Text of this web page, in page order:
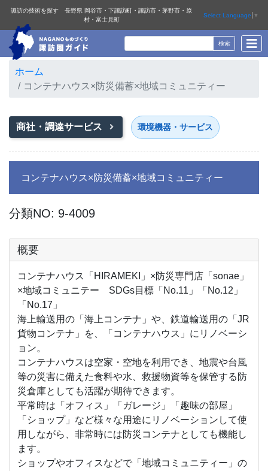
諏訪の技術を探す 長野県 岡谷市・下諏訪町・諏訪市・茅野市・原
村・富士見町
Select Language ▼
ホーム
コンテナハウス×防災備蓄×地域コミュニティー
商社・調達サービス 環境機器・サービス
コンテナハウス×防災備蓄×地域コミュニティー
分類NO: 9-4009
概要
コンテナハウス「HIRAMEKI」×防災専門店「sonae」
×地域コミュニテー SDGs目標「No.11」「No.12」
「No.17」
海上輸送用の「海上コンテナ」や、鉄道輸送用の「JR
貨物コンテナ」を、「コンテナハウス」にリノベーシ
ョン。
コンテナハウスは空家・空地を利用でき、地震や台風
等の災害に備えた食料や水、救援物資等を保管する防
災倉庫としても活躍が期待できます。
平常時は「オフィス」「ガレージ」「趣味の部屋」
「ショップ」など様々な用途にリノベーションして使
用しながら、非常時には防災コンテナとしても機能し
ます。
ショップやオフィスなどで「地域コミュニティー」の